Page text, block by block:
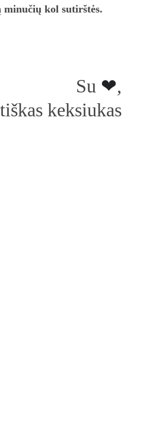
kol sutirštės.
Su ❤,
keksiukas